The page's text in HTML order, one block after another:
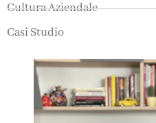
Cultura Aziendale
Casi Studio